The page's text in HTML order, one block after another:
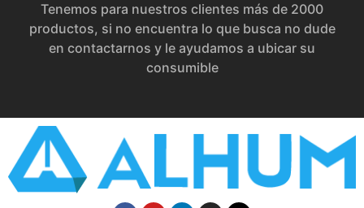
Tenemos para nuestros clientes más de 2000
productos, si no encuentra lo que busca no dude
en contactarnos y le ayudamos a ubicar su
consumible